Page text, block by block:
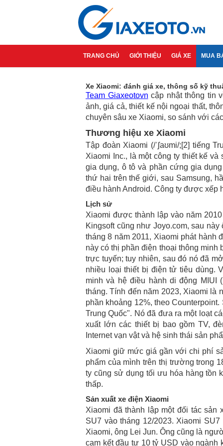
TRANG CHỦ GIỚI THIỆU GIÁ XE MUA
Xe Xiaomi: đánh giá xe, thông số kỹ
Team Giaxeotovn cập nhật thông tin
ảnh, giá cả, thiết kế nội ngoại thất,
chuyên sâu xe Xiaomi, so sánh với
Thương hiệu xe Xiaomi
Tập đoàn Xiaomi (/ˈʃaʊmi/;[2] tiếng
Xiaomi Inc., là một công ty thiết kế
gia dụng, ô tô và phần cứng gia
thứ hai trên thế giới, sau Samsung,
điều hành Android. Công ty được xếp
Lịch sử
Xiaomi được thành lập vào năm
Kingsoft cũng như Joyo.com, sau
tháng 8 năm 2011, Xiaomi phát hành
này có thị phần điện thoại thông minh
trực tuyến; tuy nhiên, sau đó nó đã
nhiều loại thiết bị điện tử tiêu dùng.
minh và hệ điều hành di động MIUI
tháng. Tính đến năm 2023, Xiaomi là
phần khoảng 12%, theo
Trung Quốc". Nó đã đưa ra một loạt
xuất lớn các thiết bị bao gồm TV,
Internet vạn vật và hệ sinh thái sản
Xiaomi giữ mức giá gần với chi phí
phẩm của mình trên thị trường trong
ty cũng sử dụng tối ưu hóa hàng tồn
thấp.
Sản xuất xe điện Xiaomi
Xiaomi đã thành lập một đối tác
SU7 vào tháng 12/2023. Xiaomi
Xiaomi, ông Lei Jun. Ông cũng là
cam kết đầu tư 10 tỷ USD vào